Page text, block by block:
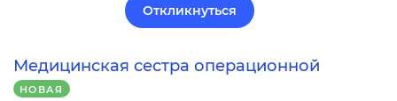
Откликнуться
Медицинская сестра операционной
НОВАЯ